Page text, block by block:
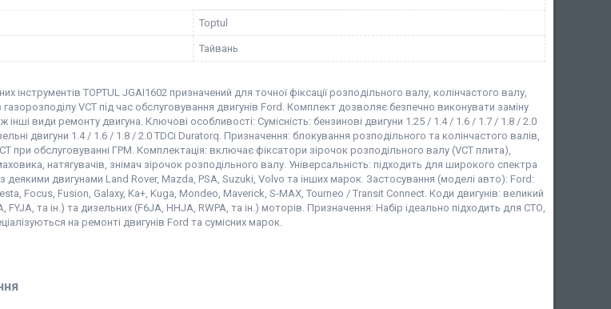
Toptul
Тайвань
інструментів TOPTUL JGAI1602 призначений для точної фіксації розподільного валу, колінчастого валу,
VCT під час обслуговування двигунів Ford. Комплект дозволяє безпечно виконувати заміну
види ремонту двигуна. Ключові особливості: Сумісність: бензинові двигуни 1.25 / 1.4 / 1.6 / 1.7 / 1.8 / 2.0
двигуни 1.4 / 1.6 / 1.8 / 2.0 TDCi Duratorq. Призначення: блокування розподільного та колінчастого валів,
при обслуговуванні ГРМ. Комплектація: включає фіксатори зірочок розподільного валу (VCT плита),
натягувачів, знімач зірочок розподільного валу. Універсальність: підходить для широкого спектра
деякими двигунами Land Rover, Mazda, PSA, Suzuki, Volvo та інших марок. Застосування (моделі авто): Ford:
Focus, Fusion, Galaxy, Ka+, Kuga, Mondeo, Maverick, S-MAX, Tourneo / Transit Connect. Коди двигунів: великий
FYJA, та ін.) та дизельних (F6JA, HHJA, RWPA, та ін.) моторів. Призначення: Набір ідеально підходить для СТО,
на ремонті двигунів Ford та сумісних марок.